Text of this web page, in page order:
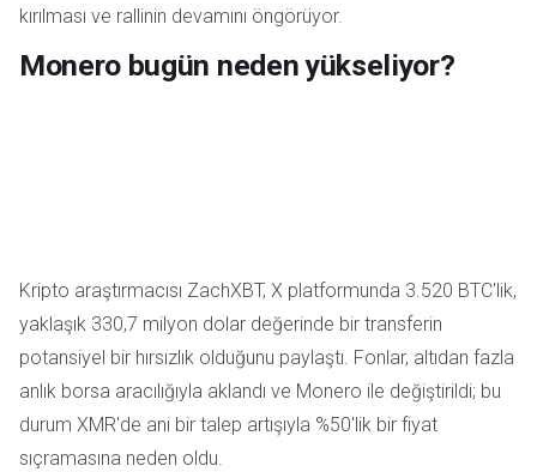
kırılması ve rallinin devamını öngörüyor.
Monero bugün neden yükseliyor?
Kripto araştırmacısı ZachXBT, X platformunda 3.520 BTC'lik,
yaklaşık 330,7 milyon dolar değerinde bir transferin
potansiyel bir hırsızlık olduğunu paylaştı. Fonlar, altıdan fazla
anlık borsa aracılığıyla aklandı ve Monero ile değiştirildi; bu
durum XMR'de ani bir talep artışıyla %50'lik bir fiyat
sıçramasına neden oldu.